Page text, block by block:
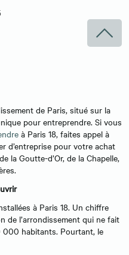
de Paris, situé sur la
pour entreprendre. Si vous
à Paris 18, faites appel à
d’entreprise pour votre achat
la Goutte-d’Or, de la Chapelle,
à Paris 18. Un chiffre
de l’arrondissement qui ne fait
habitants. Pourtant, le